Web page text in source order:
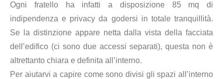
Ogni fratello ha infatti a disposizione 85 mq di
indipendenza e privacy da godersi in totale tranquillità.
Se la distinzione appare netta dalla vista della facciata
dell’edifico (ci sono due accessi separati), questa non è
altrettanto chiara e definita all’interno.
Per aiutarvi a capire come sono divisi gli spazi all’interno